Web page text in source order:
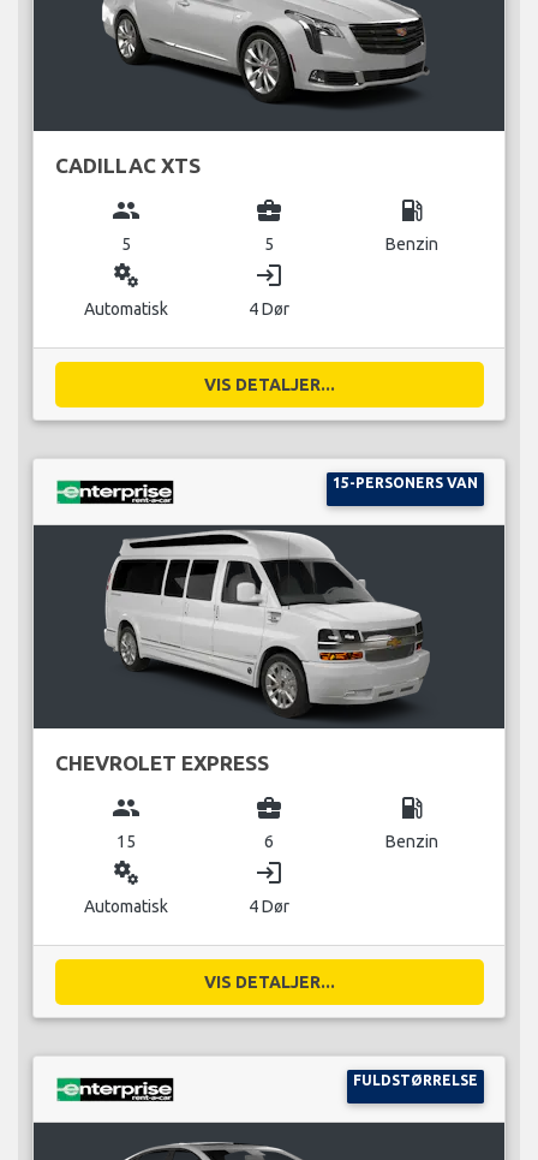
CADILLAC XTS
group
5
business_center
5
local_gas_station
Benzin
miscellaneous_services
Automatisk
login
4 Dør
VIS DETALJER...
15-PERSONERS VAN
CHEVROLET EXPRESS
group
15
business_center
6
local_gas_station
Benzin
miscellaneous_services
Automatisk
login
4 Dør
VIS DETALJER...
FULDSTØRRELSE